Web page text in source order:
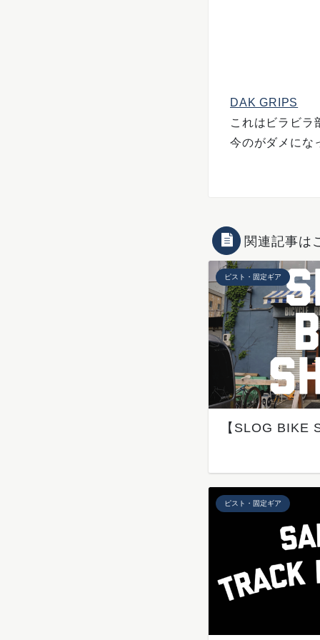
DAK GRIPS
これはビラビラ
今のがダメにな
関連記事は
ピスト・固定ギア
【SLOG BIKE
ピスト・固定ギア